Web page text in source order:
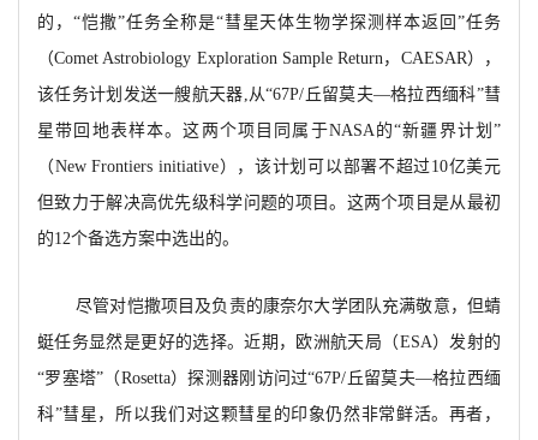
的，“恺撒”任务全称是“彗星天体生物学探测样本返回”任务
（Comet Astrobiology Exploration Sample Return，CAESAR），
该任务计划发送一艘航天器,从“67P/丘留莫夫—格拉西缅科”彗
星带回地表样本。这两个项目同属于NASA的“新疆界计划”
（New Frontiers initiative），该计划可以部署不超过10亿美元
但致力于解决高优先级科学问题的项目。这两个项目是从最初
的12个备选方案中选出的。
尽管对恺撒项目及负责的康奈尔大学团队充满敬意，但蜻
蜓任务显然是更好的选择。近期，欧洲航天局（ESA）发射的
“罗塞塔”（Rosetta）探测器刚访问过“67P/丘留莫夫—格拉西缅
科”彗星，所以我们对这颗彗星的印象仍然非常鲜活。再者，